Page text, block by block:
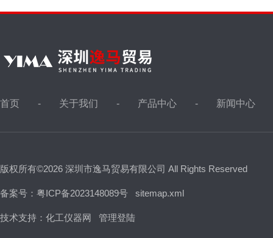
首页 关于我们 产品中心 新闻中心
版权所有©2026 深圳市逸马贸易有限公司 All Rights Reserved
备案号：粤ICP备2023148089号 sitemap.xml
技术支持： 化工仪器网 管理登陆